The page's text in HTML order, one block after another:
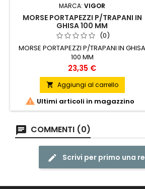
MARCA: VIGOR
MORSE PORTAPEZZI P/TRAPANI IN
GHISA 100 MM
(0)
MORSE PORTAPEZZI P/TRAPANI IN GHISA
100 MM
Prezzo
23,35 €
 Aggiungi al carrello
 Ultimi articoli in magazzino
COMMENTI (0)
Scrivi per primo una